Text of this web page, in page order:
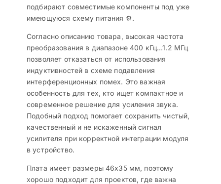
подбирают совместимые компоненты под уже
имеющуюся схему питания ⚙️.
Согласно описанию товара, высокая частота
преобразования в диапазоне 400 кГц…1.2 МГц
позволяет отказаться от использования
индуктивностей в схеме подавления
интерференционных помех. Это важная
особенность для тех, кто ищет компактное и
современное решение для усиления звука.
Подобный подход помогает сохранить чистый,
качественный и не искаженный сигнал
усилителя при корректной интеграции модуля
в устройство.
Плата имеет размеры 46х35 мм, поэтому
хорошо подходит для проектов, где важна